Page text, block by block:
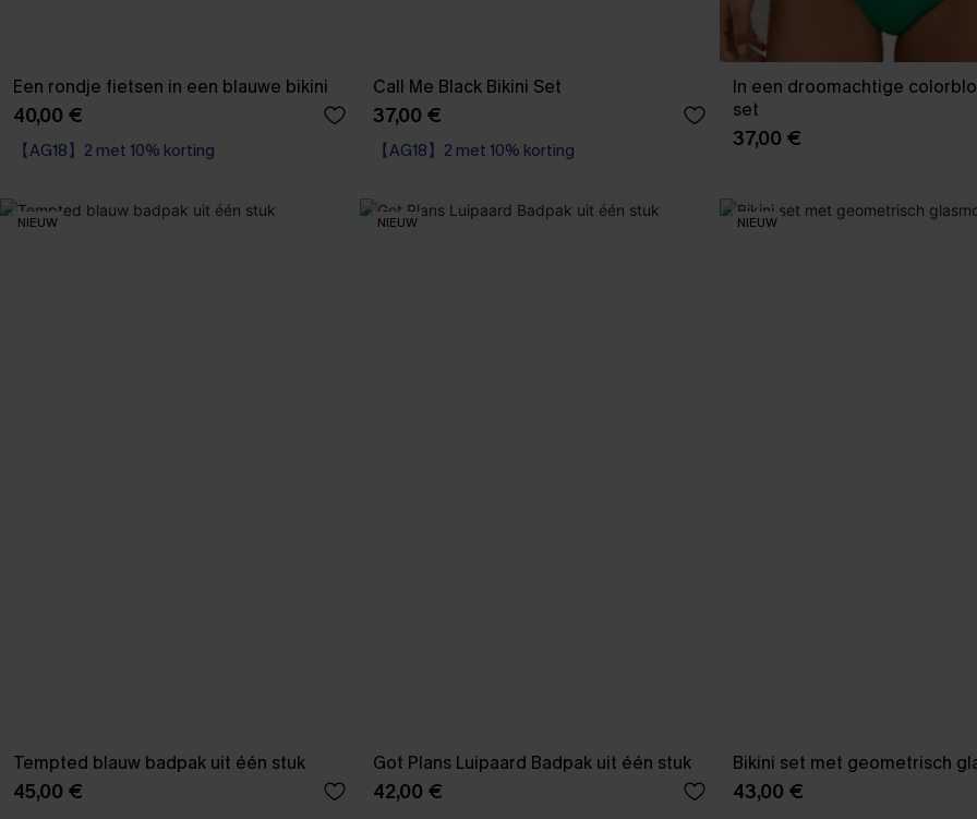
Een rondje fietsen in een blauwe bikini
40,00 €
【AG18】2 met 10% korting
Call Me Black Bikini Set
37,00 €
【AG18】2 met 10% korting
In een droomachtige
set
37,00 €
NIEUW
Tempted blauw badpak uit één stuk
45,00 €
NIEUW
Got Plans Luipaard Badpak uit één stuk
42,00 €
NIEUW
Bikini set met geometrisch
43,00 €